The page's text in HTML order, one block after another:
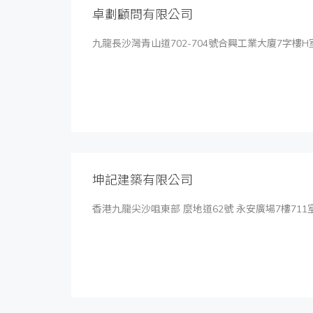
卓劃顧問有限公司
九龍長沙灣青山道702-704號合興工業大廈7字樓H
坤記建築有限公司
香港九龍尖沙咀東部 麼地道62號 永安廣場7樓711